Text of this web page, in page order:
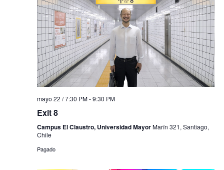
mayo 22 / 7:30 PM-9:30 PM
Exit 8
Campus El Claustro, Universidad MayorMarín 321, Santiago,
Chile
Pagado